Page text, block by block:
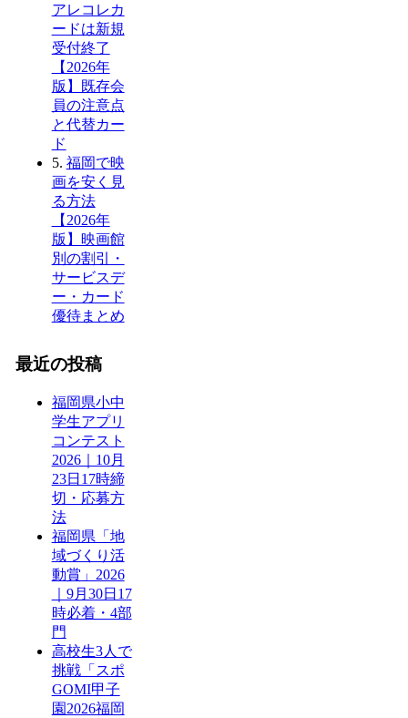
アレコレカ
ードは新規
受付終了
【2026年
版】既存会
員の注意点
と代替カー
ド
5. 福岡で映
画を安く見
る方法
【2026年
版】映画館
別の割引・
サービスデ
ー・カード
優待まとめ
最近の投稿
福岡県小中
学生アプリ
コンテスト
2026｜10月
23日17時締
切・応募方
法
福岡県「地
域づくり活
動賞」2026
｜9月30日17
時必着・4部
門
高校生3人で
挑戦「スポ
GOMI甲子
園2026福岡